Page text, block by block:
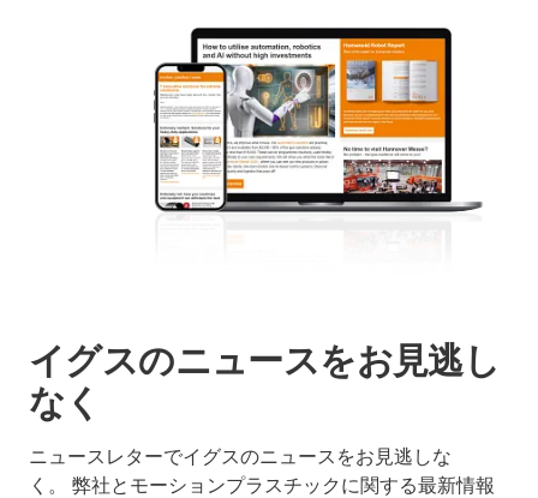
イグスのニュースをお見逃し
なく
ニュースレターでイグスのニュースをお見逃しな
く。 弊社とモーションプラスチックに関する最新情報